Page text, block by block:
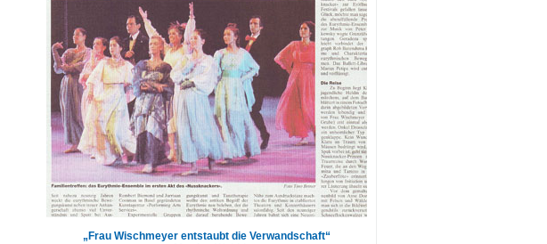
„Frau Wischmeyer entstaubt die Verwandschaft“